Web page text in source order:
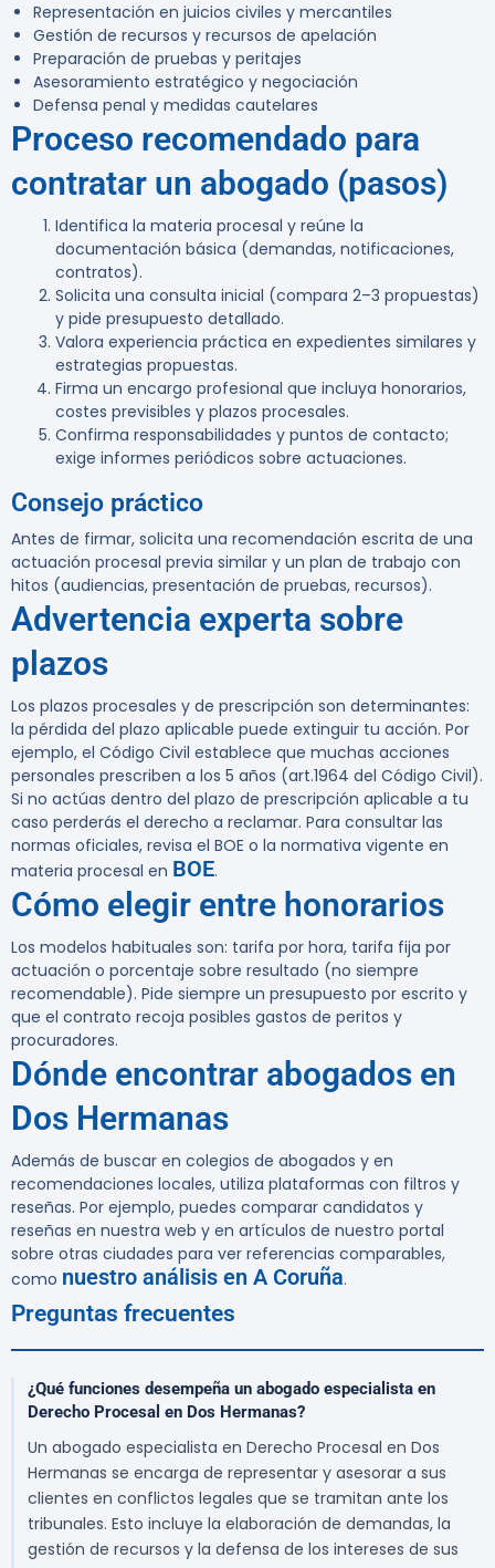
Representación en juicios civiles y mercantiles
Gestión de recursos y recursos de apelación
Preparación de pruebas y peritajes
Asesoramiento estratégico y negociación
Defensa penal y medidas cautelares
Proceso recomendado para
contratar un abogado (pasos)
Identifica la materia procesal y reúne la
documentación básica (demandas, notificaciones,
contratos).
Solicita una consulta inicial (compara 2–3 propuestas)
y pide presupuesto detallado.
Valora experiencia práctica en expedientes similares y
estrategias propuestas.
Firma un encargo profesional que incluya honorarios,
costes previsibles y plazos procesales.
Confirma responsabilidades y puntos de contacto;
exige informes periódicos sobre actuaciones.
Consejo práctico
Antes de firmar, solicita una recomendación escrita de una
actuación procesal previa similar y un plan de trabajo con
hitos (audiencias, presentación de pruebas, recursos).
Advertencia experta sobre
plazos
Los plazos procesales y de prescripción son determinantes:
la pérdida del plazo aplicable puede extinguir tu acción. Por
ejemplo, el Código Civil establece que muchas acciones
personales prescriben a los 5 años (art.1964 del Código Civil).
Si no actúas dentro del plazo de prescripción aplicable a tu
caso perderás el derecho a reclamar. Para consultar las
normas oficiales, revisa el BOE o la normativa vigente en
materia procesal en BOE.
Cómo elegir entre honorarios
Los modelos habituales son: tarifa por hora, tarifa fija por
actuación o porcentaje sobre resultado (no siempre
recomendable). Pide siempre un presupuesto por escrito y
que el contrato recoja posibles gastos de peritos y
procuradores.
Dónde encontrar abogados en
Dos Hermanas
Además de buscar en colegios de abogados y en
recomendaciones locales, utiliza plataformas con filtros y
reseñas. Por ejemplo, puedes comparar candidatos y
reseñas en nuestra web y en artículos de nuestro portal
sobre otras ciudades para ver referencias comparables,
como nuestro análisis en A Coruña.
Preguntas frecuentes
¿Qué funciones desempeña un abogado especialista en
Derecho Procesal en Dos Hermanas?
Un abogado especialista en Derecho Procesal en Dos
Hermanas se encarga de representar y asesorar a sus
clientes en conflictos legales que se tramitan ante los
tribunales. Esto incluye la elaboración de demandas, la
gestión de recursos y la defensa de los intereses de sus